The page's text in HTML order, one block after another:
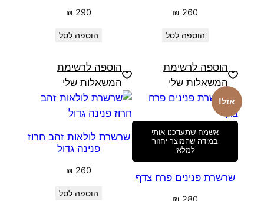
₪ 260
הוספה לסל
הוספה לרשימת
המשאלות שלי
₪ 290
הוספה לסל
הוספה לרשימת
המשאלות שלי
אזל!
אשמח שתעדכנו אותי
במידה שהמוצר יחזור
למלאי
שרשרת פנינים פרח צדף
שרשרת לולאות זהב חרוז
פנינה גדול
₪ 260
הוספה לסל